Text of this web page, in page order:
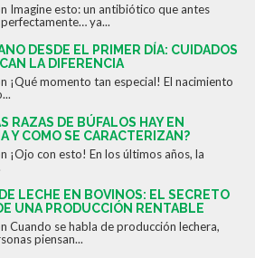
Imagine esto: un antibiótico que antes
ya...
DESDE EL PRIMER DÍA: CUIDADOS
LA DIFERENCIA
¡Qué momento tan especial! El nacimiento
RAZAS DE BÚFALOS HAY EN
Y COMO SE CARACTERIZAN?
¡Ojo con esto! En los últimos años, la
LECHE EN BOVINOS: EL SECRETO
UNA PRODUCCIÓN RENTABLE
Cuando se habla de producción lechera,
piensan...